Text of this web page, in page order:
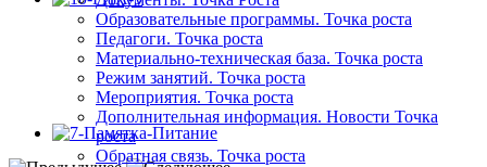
Образовательные программы. Точка роста
Педагоги. Точка роста
Материально-техническая база. Точка роста
Режим занятий. Точка роста
Мероприятия. Точка роста
Дополнительная информация. Новости Точка
роста
Обратная связь. Точка роста